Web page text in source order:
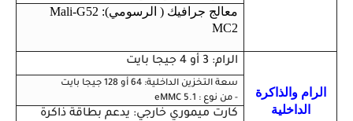
معالج جرافيك ( الرسومي): Mali-G52
MC2
الرام والذاكرة
الداخلية
الرام: 3 أو 4 جيجا بايت
سعة التخزين الداخلية: 64 أو 128 جيجا بايت
- من نوع : eMMC 5.1
كارت ميموري خارجي: يدعم بطاقة ذاكرة